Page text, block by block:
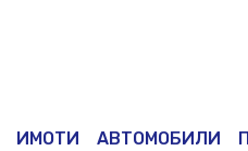
ИМОТИ АВТОМОБИЛИ